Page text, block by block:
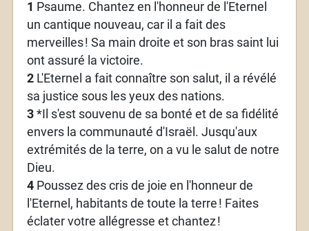
1 Psaume. Chantez en l'honneur de l'Eternel
un cantique nouveau, car il a fait des
merveilles! Sa main droite et son bras saint lui
ont assuré la victoire.
2L'Eternel a fait connaître son salut, il a révélé
sa justice sous les yeux des nations.
3*Il s'est souvenu de sa bonté et de sa fidélité
envers la communauté d'Israël. Jusqu'aux
extrémités de la terre, on a vu le salut de notre
Dieu.
4Poussez des cris de joie en l'honneur de
l'Eternel, habitants de toute la terre ! Faites
éclater votre allégresse et chantez!